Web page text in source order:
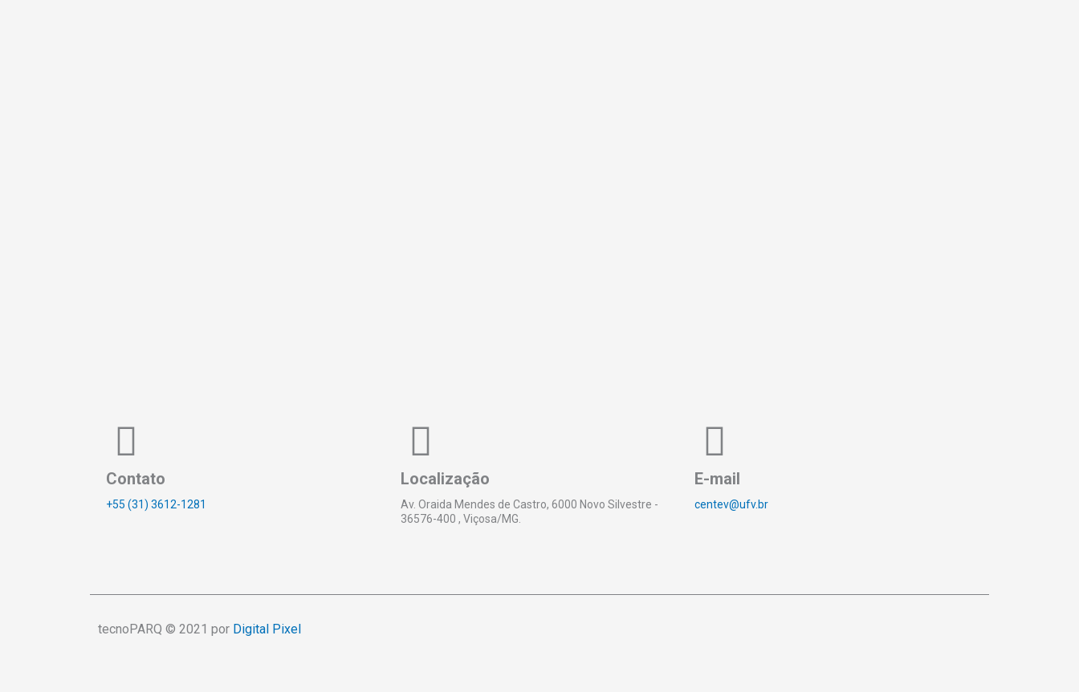
Contato
+55 (31) 3612-1281
Localização
Av. Oraida Mendes de Castro, 6000 Novo Silvestre -
36576-400 , Viçosa/MG.
E-mail
centev@ufv.br
tecnoPARQ © 2021 por Digital Pixel